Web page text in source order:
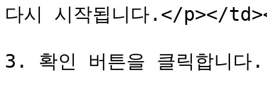
다시 시작됩니다.</p></
3. 확인 버튼을 클릭합니다.